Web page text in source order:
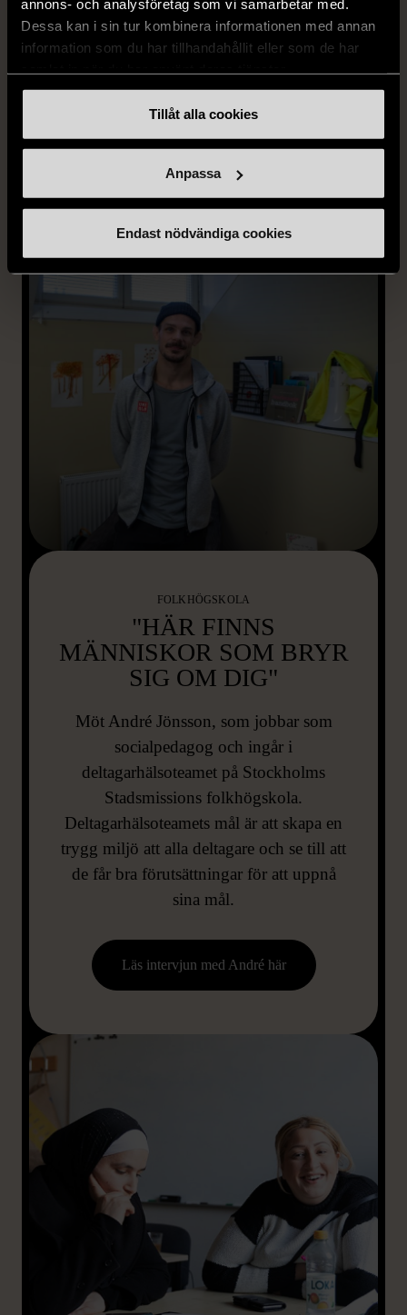
annons- och analysföretag som vi samarbetar med.
Dessa kan i sin tur kombinera informationen med annan
information som du har tillhandahållit eller som de har
Tillåt alla cookies
Anpassa
Endast nödvändiga cookies
Svenska med inriktning
restaurang
Mer om Stockholms Stadsmissions
folkhögskola
FOLKHÖGSKOLA
"HÄR FINNS
MÄNNISKOR SOM BRYR
SIG OM DIG"
Möt André Jönsson, som jobbar som
socialpedagog och ingår i
deltagarhälsoteamet på Stockholms
Stadsmissions folkhögskola.
Deltagarhälsoteamets mål är att skapa en
trygg miljö att alla deltagare och se till att
de får bra förutsättningar för att uppnå
sina mål.
Läs intervjun med André här